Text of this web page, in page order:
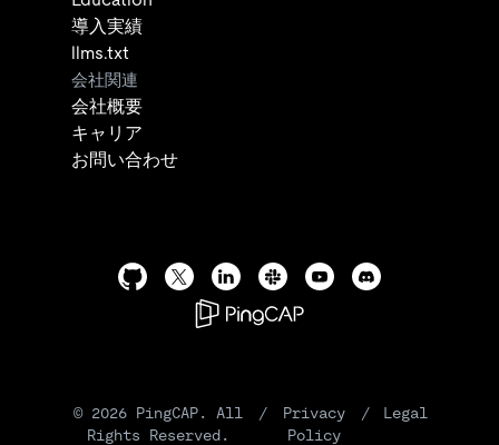
導入実績
llms.txt
会社関連
会社概要
キャリア
お問い合わせ
© 2026PingCAP. All
Rights Reserved.
/
Privacy
Policy
/ Legal